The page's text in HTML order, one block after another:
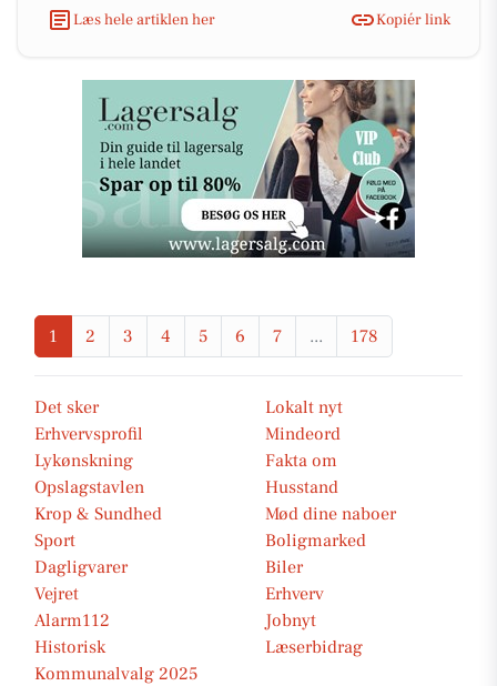
Læs hele artiklen her
Kopiér link
1 2 3 4 5 6 7 ... 178
Det sker
Lokalt nyt
Erhvervsprofil
Mindeord
Lykønskning
Fakta om
Opslagstavlen
Husstand
Krop & Sundhed
Mød dine naboer
Sport
Boligmarked
Dagligvarer
Biler
Vejret
Erhverv
Alarm112
Jobnyt
Historisk
Læserbidrag
Kommunalvalg 2025